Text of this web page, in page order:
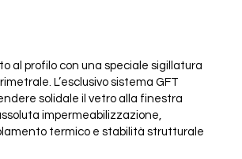
al profilo con una speciale sigillatura
L’esclusivo sistema GFT
solidale il vetro alla finestra
impermeabilizzazione,
termico e stabilità strutturale